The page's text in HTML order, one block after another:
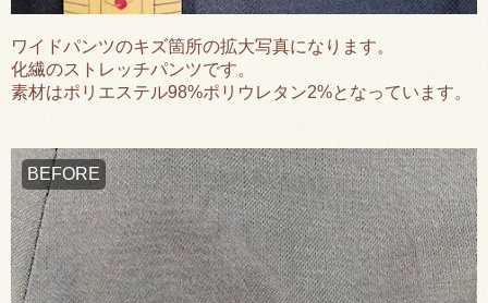
ワイドパンツのキズ箇所の拡大写真になります。
化繊のストレッチパンツです。
素材はポリエステル98%ポリウレタン2%となっています。
BEFORE